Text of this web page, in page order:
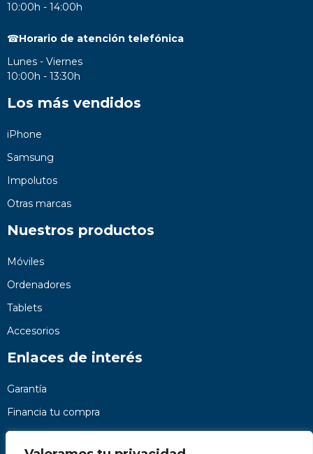
10:00h - 14:00h
☎Horario de atención telefónica
Lunes - Viernes
10:00h - 13:30h
Los más vendidos
iPhone
Samsung
Impolutos
Otras marcas
Nuestros productos
Móviles
Ordenadores
Tablets
Accesorios
Enlaces de interés
Garantía
Financia tu compra
Preguntas frecuentes